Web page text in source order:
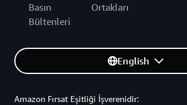
Basın
Bültenleri
Ortakları
English
Amazon Fırsat Eşitliği İşverenidir: